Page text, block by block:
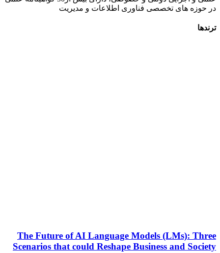
های تخصصی فناوری اطلاعات و مدیریت
The Future of AI Language Models (LMs):
Scenarios that could Reshape Business and